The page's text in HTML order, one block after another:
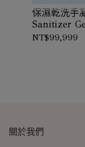
保濕乾洗手
Sanitizer
價確認)
NT$99,999
關於我們